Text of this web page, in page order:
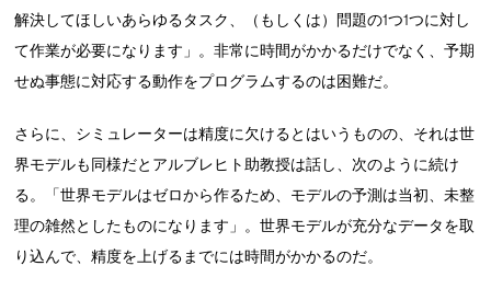
解決してほしいあらゆるタスク、（もしくは）問題の1つ1つに対し
て作業が必要になります」。非常に時間がかかるだけでなく、予期
せぬ事態に対応する動作をプログラムするのは困難だ。
さらに、シミュレーターは精度に欠けるとはいうものの、それは世
界モデルも同様だとアルブレヒト助教授は話し、次のように続け
る。「世界モデルはゼロから作るため、モデルの予測は当初、未整
理の雑然としたものになります」。世界モデルが充分なデータを取
り込んで、精度を上げるまでには時間がかかるのだ。